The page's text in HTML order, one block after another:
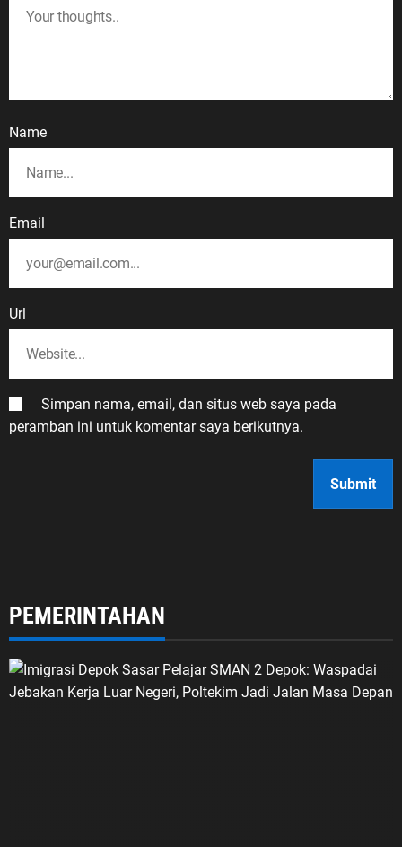
Name
Email
Url
Simpan nama, email, dan situs web saya pada
peramban ini untuk komentar saya berikutnya.
PEMERINTAHAN